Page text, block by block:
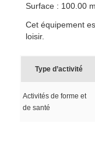
Surface : 100.00
Cet équipement
loisir.
Type d’activité
Activités de forme et
de santé